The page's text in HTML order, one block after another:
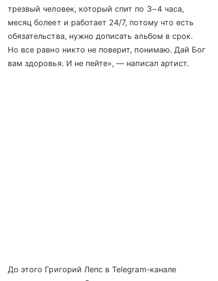
трезвый человек, который спит по 3−4 часа,
месяц болеет и работает 24/7, потому что есть
обязательства, нужно дописать альбом в срок.
Но все равно никто не поверит, понимаю. Дай Бог
вам здоровья. И не пейте», — написал артист.
До этого Григорий Лепс в Telegram-канале